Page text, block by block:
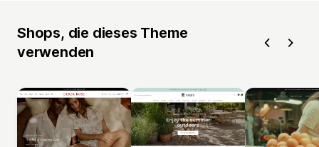
Shops, die dieses Theme
verwenden